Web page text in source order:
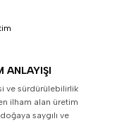
ANLAYIŞI
ve sürdürülebilirlik
ilham alan üretim
saygılı ve